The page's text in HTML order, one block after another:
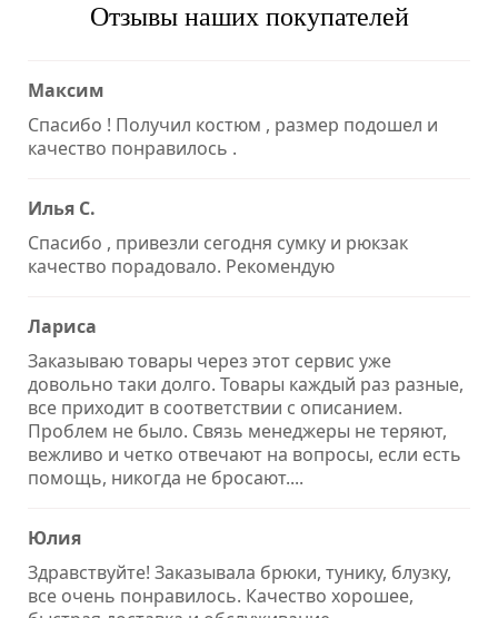
Отзывы наших покупателей
Максим
Спасибо ! Получил костюм , размер подошел и
качество понравилось .
Илья С.
Спасибо , привезли сегодня сумку и рюкзак
качество порадовало. Рекомендую
Лариса
Заказываю товары через этот сервис уже
довольно таки долго. Товары каждый раз разные,
все приходит в соответствии с описанием.
Проблем не было. Связь менеджеры не теряют,
вежливо и четко отвечают на вопросы, если есть
помощь, никогда не бросают....
Юлия
Здравствуйте! Заказывала брюки, тунику, блузку,
все очень понравилось. Качество хорошее,